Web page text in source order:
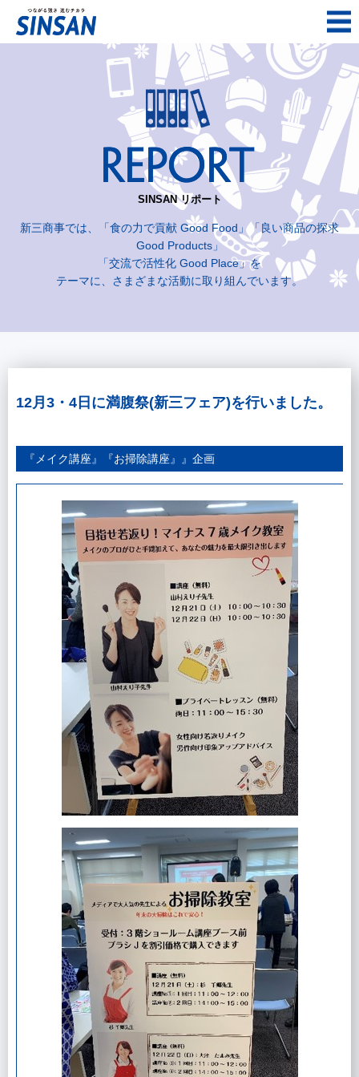
SINSAN リポート
新三商事では、「食の力で貢献 Good Food」「良い商品の探求
Good Products」
「交流で活性化 Good Place」を
テーマに、さまざまな活動に取り組んでいます。
12月3・4日に満腹祭(新三フェア)を行いました。
『メイク講座』『お掃除講座』』企画